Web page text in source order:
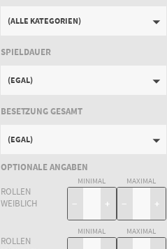
(ALLE KATEGORIEN)
SPIELDAUER
(EGAL)
BESETZUNG GESAMT
(EGAL)
OPTIONALE ANGABEN
ROLLEN
WEIBLICH
MINIMAL
− +
MAXIMAL
− +
ROLLEN
MINIMAL MAXIMAL